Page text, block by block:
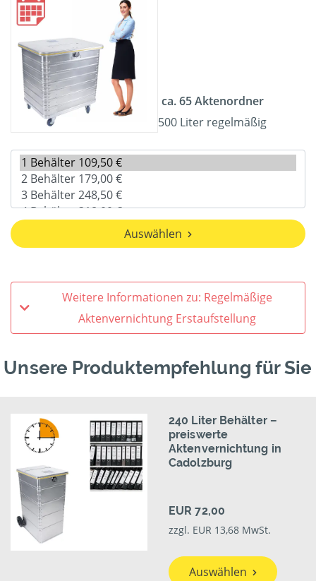
ca. 65 Aktenordner
500 Liter regelmäßig
Auswählen
Weitere Informationen zu: Regelmäßige
Aktenvernichtung Erstaufstellung
Unsere Produktempfehlung für Sie
240 Liter Behälter –
preiswerte
Aktenvernichtung in
Cadolzburg
EUR 72,00
zzgl. EUR 13,68 MwSt.
Auswählen